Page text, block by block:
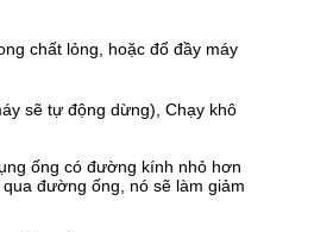
chất lỏng, hoặc đổ đầy máy
sẽ tự động dừng), Chạy khô
ống có đường kính nhỏ hơn
đường ống, nó sẽ làm giảm